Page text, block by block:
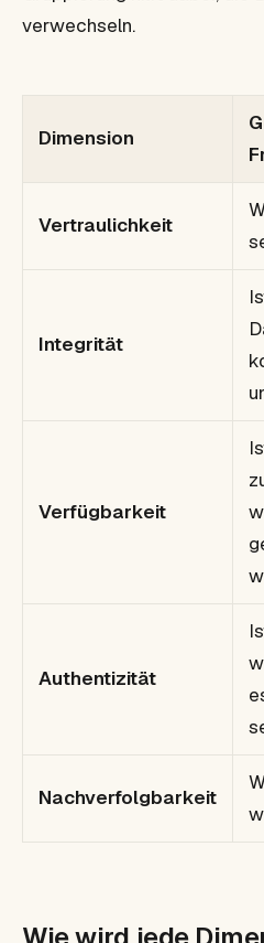
verwechseln.
Dimension
Vertraulichkeit
Integrität
Verfügbarkeit
Authentizität
Nachverfolgbarkeit